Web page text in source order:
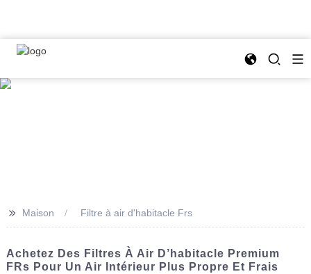
>> Maison Filtre à air d'habitacle Frs
Achetez Des Filtres À Air D’habitacle Premium
FRs Pour Un Air Intérieur Plus Propre Et Frais